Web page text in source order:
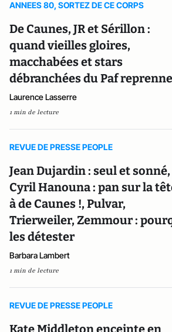
ANNEES 80, SORTEZ DE CE CORPS
De Caunes, JR et Sérillon :
quand vieilles gloires,
macchabées et stars
débranchées du Paf
Laurence Lasserre
1 min de lecture
REVUE DE PRESSE PEOPLE
Jean Dujardin : seul et sonné,
Cyril Hanouna : pan sur la
à de Caunes !, Pulvar,
Trierweiler, Zemmour :
les détester
Barbara Lambert
1 min de lecture
REVUE DE PRESSE PEOPLE
Kate Middleton enceinte en